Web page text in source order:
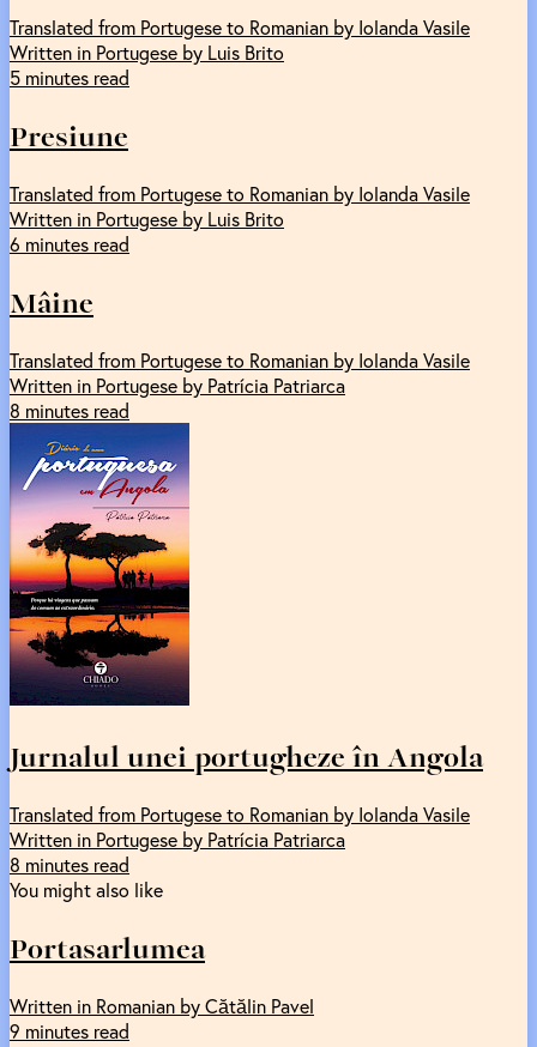
Translated from Portugese to Romanian by Iolanda Vasile
Written in Portugese by Luis Brito
5 minutes read
Presiune
Translated from Portugese to Romanian by Iolanda Vasile
Written in Portugese by Luis Brito
6 minutes read
Mâine
Translated from Portugese to Romanian by Iolanda Vasile
Written in Portugese by Patrícia Patriarca
8 minutes read
Jurnalul unei portugheze în Angola
Translated from Portugese to Romanian by Iolanda Vasile
Written in Portugese by Patrícia Patriarca
8 minutes read
You might also like
Portasarlumea
Written in Romanian by Cătălin Pavel
9 minutes read